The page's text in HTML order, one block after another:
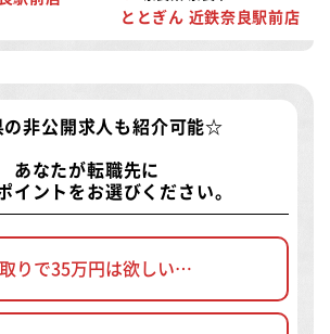
ととぎん 近鉄奈良駅前店
非公開求人 も紹介可能☆
あなたが転職先に
イントをお選びください。
りで35万円は欲しい…